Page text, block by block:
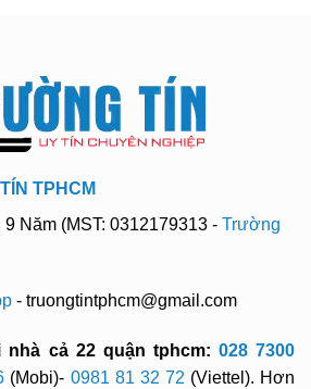
TPHCM
9 Năm (MST: 0312179313 - Trường
- truongtintphcm@gmail.com
cả 22 quận tphcm: 028 7300
(Mobi)- 0981 81 32 72 (Viettel). Hơn